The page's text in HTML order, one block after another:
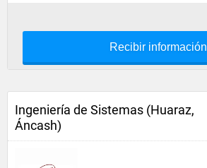
Recibir información
Ingeniería de Sistemas (Huaraz,
Áncash)